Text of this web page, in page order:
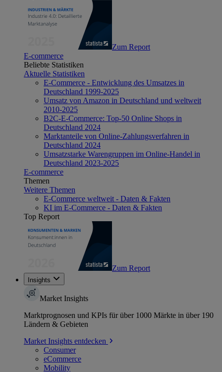
Zum Report
E-commerce
Beliebte Statistiken
Aktuelle Statistiken
E-Commerce - Entwicklung des Umsatzes in
Deutschland 1999-2025
Umsatz von Amazon in Deutschland und weltweit
2010-2025
B2C-E-Commerce: Top-50 Online Shops in
Deutschland 2024
Marktanteile von Online-Zahlungsverfahren in
Deutschland 2024
Umsatzstarke Warengruppen im Online-Handel in
Deutschland 2023-2025
E-commerce
Themen
Weitere Themen
E-Commerce weltweit - Daten & Fakten
KI im E-Commerce - Daten & Fakten
Top Report
Zum Report
Insights
Market Insights
Marktprognosen und KPIs für über 1000 Märkte in über 190
Ländern & Gebieten
Market Insights entdecken
Consumer
eCommerce
Mobility